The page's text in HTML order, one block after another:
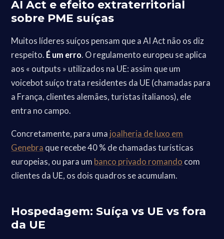
AI Act e efeito extraterritorial
sobre PME suíças
Muitos líderes suíços pensam que a AI Act não os diz
respeito. É um erro. O regulamento europeu se aplica
aos « outputs » utilizados na UE: assim que um
voicebot suíço trata residentes da UE (chamadas para
a França, clientes alemães, turistas italianos), ele
entra no campo.
Concretamente, para uma joalheria de luxo em
Genebra que recebe 40 % de chamadas turísticas
europeias, ou para um banco privado romando com
clientes da UE, os dois quadros se acumulam.
Hospedagem: Suíça vs UE vs fora
da UE